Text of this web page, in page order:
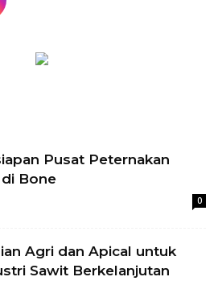
Pusat Peternakan
Bone
0
Agri dan Apical untuk
Sawit Berkelanjutan